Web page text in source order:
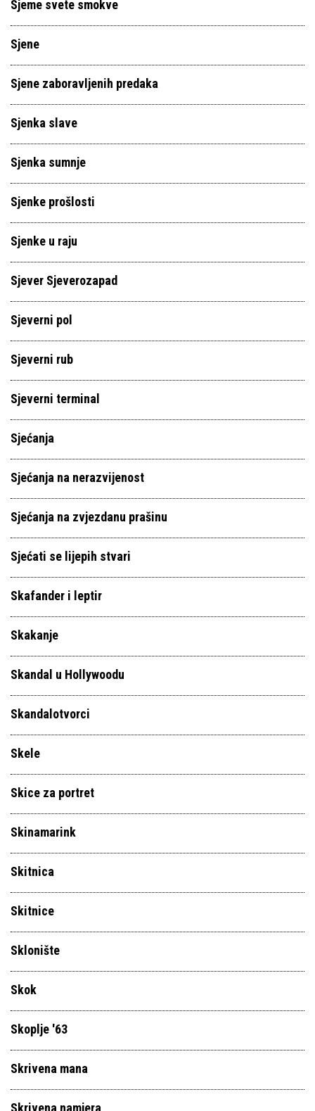
Sjeme svete smokve
Sjene
Sjene zaboravljenih predaka
Sjenka slave
Sjenka sumnje
Sjenke prošlosti
Sjenke u raju
Sjever Sjeverozapad
Sjeverni pol
Sjeverni rub
Sjeverni terminal
Sjećanja
Sjećanja na nerazvijenost
Sjećanja na zvjezdanu prašinu
Sjećati se lijepih stvari
Skafander i leptir
Skakanje
Skandal u Hollywoodu
Skandalotvorci
Skele
Skice za portret
Skinamarink
Skitnica
Skitnice
Sklonište
Skok
Skoplje '63
Skrivena mana
Skrivena namjera